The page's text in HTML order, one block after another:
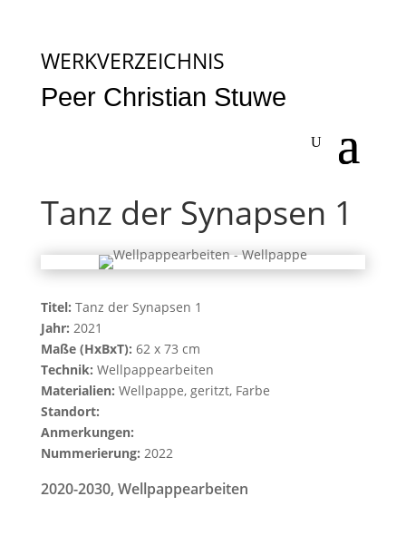
WERKVERZEICHNIS
Peer Christian Stuwe
Tanz der Synapsen 1
Titel: Tanz der Synapsen 1
Jahr: 2021
Maße (HxBxT): 62 x 73 cm
Technik: Wellpappearbeiten
Materialien: Wellpappe, geritzt, Farbe
Standort:
Anmerkungen:
Nummerierung: 2022
2020-2030, Wellpappearbeiten